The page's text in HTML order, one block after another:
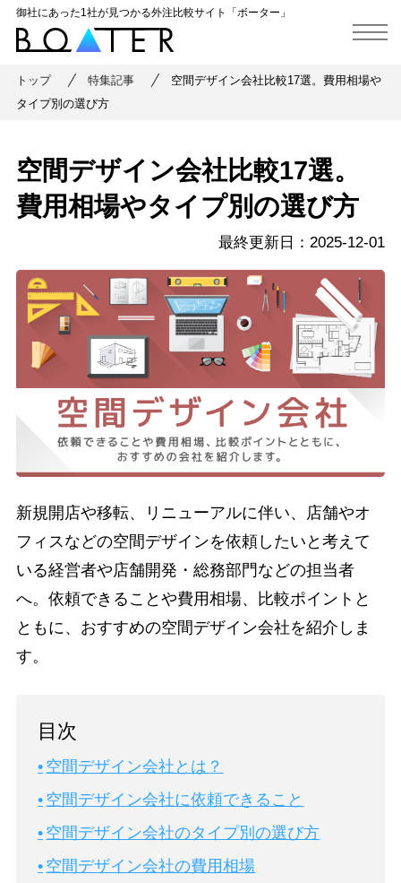
御社にあった1社が見つかる外注比較サイト「ボーター」
トップ 特集記事
空間デザイン会社比較17選。費用相場や
タイプ別の選び方
空間デザイン会社比較17選。
費用相場やタイプ別の選び方
最終更新⽇：2025-12-01
新規開店や移転、リニューアルに伴い、店舗やオ
フィスなどの空間デザインを依頼したいと考えて
いる経営者や店舗開発・総務部門などの担当者
へ。依頼できることや費用相場、比較ポイントと
ともに、おすすめの空間デザイン会社を紹介しま
す。
目次
空間デザイン会社とは？
空間デザイン会社に依頼できること
空間デザイン会社のタイプ別の選び方
空間デザイン会社の費用相場